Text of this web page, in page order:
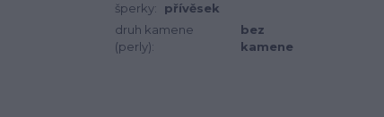
šperky:
přívěsek
druh kamene
(perly):
bez
kamene